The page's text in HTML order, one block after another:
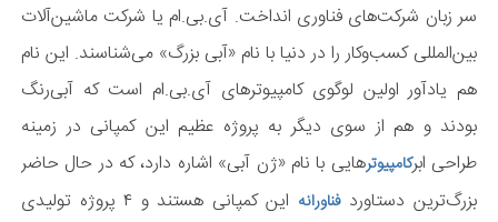
سر زبان شرکت‌های فناوری انداخت. آی.بی.ام یا شرکت ماشین‌آلات
بین‌المللی کسب‌وکار را در دنیا با نام «آبی بزرگ» می‌شناسند. این نام
هم یادآور اولین لوگوی کامپیوترهای آی.بی.ام است که آبی‌رنگ
بودند و هم از سوی دیگر به پروژه عظیم این کمپانی در زمینه
طراحی ابرکامپیوترهایی با نام «ژن آبی» اشاره دارد، که در حال حاضر
بزرگ‌ترین دستاوردفناورانه
این کمپانی هستند و ۴ پروژه تولیدی